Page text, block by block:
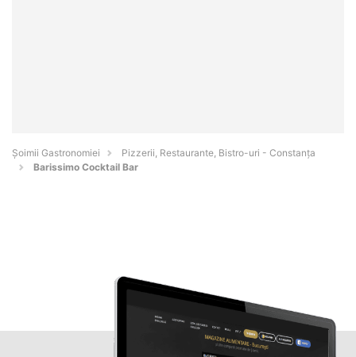
Șoimii Gastronomiei
Pizzerii, Restaurante, Bistro-uri - Constanţa
Barissimo Cocktail Bar